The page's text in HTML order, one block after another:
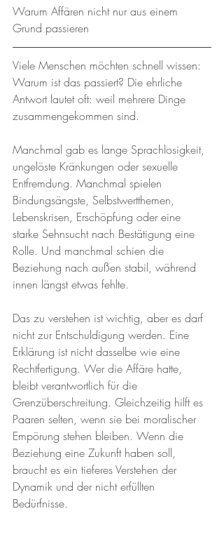
Warum Affären nicht nur aus einem
Grund passieren
Viele Menschen möchten schnell wissen:
Warum ist das passiert? Die ehrliche
Antwort lautet oft: weil mehrere Dinge
zusammengekommen sind.
Manchmal gab es lange Sprachlosigkeit,
ungelöste Kränkungen oder sexuelle
Entfremdung. Manchmal spielen
Bindungsängste, Selbstwertthemen,
Lebenskrisen, Erschöpfung oder eine
starke Sehnsucht nach Bestätigung eine
Rolle. Und manchmal schien die
Beziehung nach außen stabil, während
innen längst etwas fehlte.
Das zu verstehen ist wichtig, aber es darf
nicht zur Entschuldigung werden. Eine
Erklärung ist nicht dasselbe wie eine
Rechtfertigung. Wer die Affäre hatte,
bleibt verantwortlich für die
Grenzüberschreitung. Gleichzeitig hilft es
Paaren selten, wenn sie bei moralischer
Empörung stehen bleiben. Wenn die
Beziehung eine Zukunft haben soll,
braucht es ein tieferes Verstehen der
Dynamik und der nicht erfüllten
Bedürfnisse.